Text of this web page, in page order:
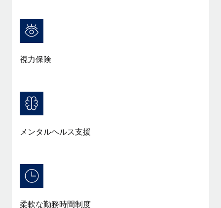
視力保険
メンタルヘルス支援
柔軟な勤務時間制度